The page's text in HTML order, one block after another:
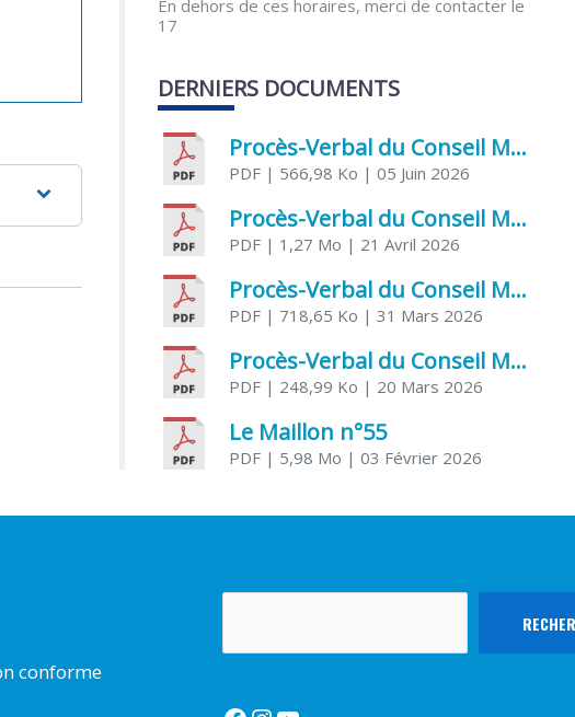
En dehors de ces horaires, merci de contacter le
17
DERNIERS DOCUMENTS
Procès-Verbal du Conseil Municipal du 5 juin 2026
PDF | 566,98 Ko | 05 Juin 2026
Procès-Verbal du Conseil Municipal du 21 avril 2026
PDF | 1,27 Mo | 21 Avril 2026
Procès-Verbal du Conseil Municipal du 31 mars 2026
PDF | 718,65 Ko | 31 Mars 2026
Procès-Verbal du Conseil Municipal du 20 mars 2026
PDF | 248,99 Ko | 20 Mars 2026
Le Maillon n°55
PDF | 5,98 Mo | 03 Février 2026
conforme